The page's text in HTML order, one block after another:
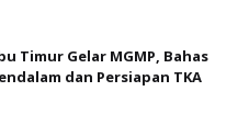
Timur Gelar MGMP, Bahas
dan Persiapan TKA